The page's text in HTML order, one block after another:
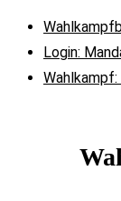
Login: